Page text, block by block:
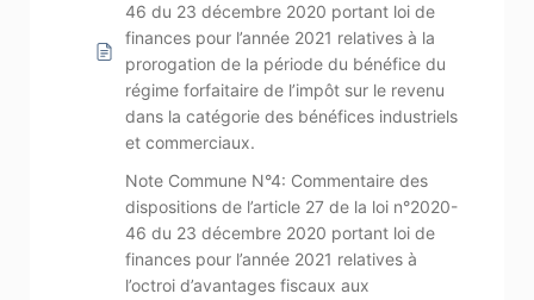
46 du 23 décembre 2020 portant loi de
finances pour l’année 2021 relatives à la
prorogation de la période du bénéfice du
régime forfaitaire de l’impôt sur le revenu
dans la catégorie des bénéfices industriels
et commerciaux.
Note Commune N°4: Commentaire des
dispositions de l’article 27 de la loi n°2020-
46 du 23 décembre 2020 portant loi de
finances pour l’année 2021 relatives à
l’octroi d’avantages fiscaux aux